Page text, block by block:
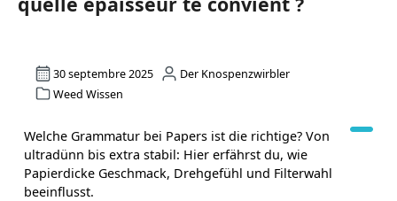
30 septembre 2025
Der Knospenzwirbler
Weed Wissen
Welche Grammatur bei Papers ist die richtige? Von
ultradünn bis extra stabil: Hier erfährst du, wie
Papierdicke Geschmack, Drehgefühl und Filterwahl
beeinflusst.